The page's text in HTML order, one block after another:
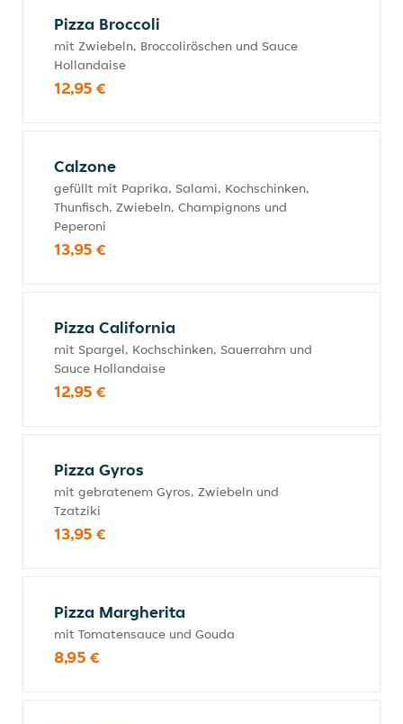
Pizza Broccoli
mit Zwiebeln, Broccoliröschen und Sauce
Hollandaise
12,95 €
Calzone
gefüllt mit Paprika, Salami, Kochschinken,
Thunfisch, Zwiebeln, Champignons und
Peperoni
13,95 €
Pizza California
mit Spargel, Kochschinken, Sauerrahm und
Sauce Hollandaise
12,95 €
Pizza Gyros
mit gebratenem Gyros, Zwiebeln und
Tzatziki
13,95 €
Pizza Margherita
mit Tomatensauce und Gouda
8,95 €